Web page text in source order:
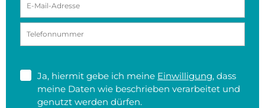
Ja, hiermit gebe ich meine Einwilligung, dass
meine Daten wie beschrieben verarbeitet und
genutzt werden dürfen.